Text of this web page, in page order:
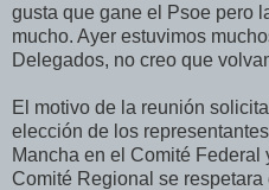
gusta que gane el Psoe pero
mucho. Ayer estuvimos
Delegados, no creo que
El motivo de la reunión
elección de los
Mancha en el Comité Federal
Comité Regional se